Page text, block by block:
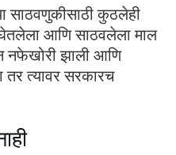
साठवणुकीसाठी कुठलेही
आणि साठवलेला माल
नफेखोरी झाली आणि
तर त्यावर सरकारच